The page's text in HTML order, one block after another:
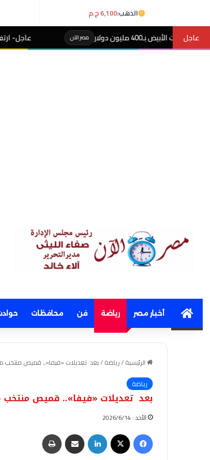
الذهب:6,100 ج.م
عاجل مصر الآن عاجل- ارتفاع أسعار الذهب في مصر وعيار 21 يسجل
Homeأخبار مصر رياضة فن محافظات
الرئيسية/رياضة/بعد تعديلات «فيفا».. قميص منتخب
رياضة
بعد تعديلات «فيفا».. قميص منتخب
الأحد : 2026/6/14
فيسبوك لينكدإن مشاركة عبر البريد